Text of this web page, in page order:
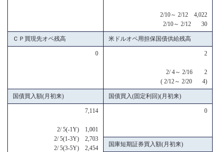
2/10～ 2/12 4,022
2/10～ 2/12 30
ＣＰ買現先オペ残高 米ドルオペ用担保国債供給残高
0 2
2/ 4～ 2/16 2
( 2/12～ 2/20 4)
国債買入額(月初来) 国債買入(固定利回)(月初来)
7,114
2/ 5(-1Y) 1,001
2/ 5(1-3Y) 2,703
2/ 5(3-5Y) 2,454
0
国庫短期証券買入額(月初来)